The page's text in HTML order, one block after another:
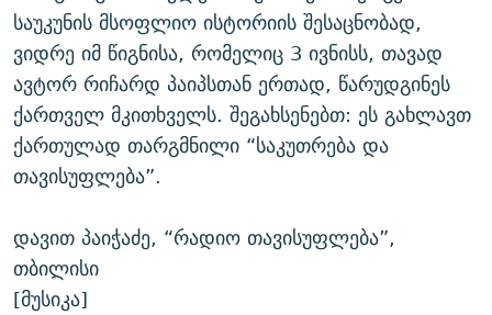
საუკუნის მსოფლიო ისტორიის შესაცნობად,
ვიდრე იმ წიგნისა, რომელიც 3 ივნისს, თავად
ავტორ რიჩარდ პაიპსთან ერთად, წარუდგინეს
ქართველ მკითხველს. შეგახსენებთ: ეს გახლავთ
ქართულად თარგმნილი “საკუთრება და
თავისუფლება”.
დავით პაიჭაძე, “რადიო თავისუფლება”,
თბილისი
[მუსიკა]